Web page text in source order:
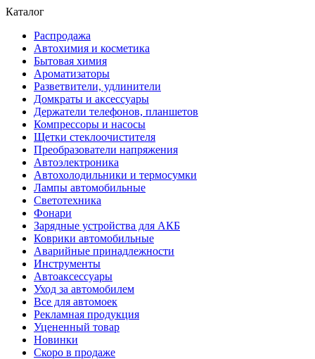
Каталог
Распродажа
Автохимия и косметика
Бытовая химия
Ароматизаторы
Разветвители, удлинители
Домкраты и аксессуары
Держатели телефонов, планшетов
Компрессоры и насосы
Щетки стеклоочистителя
Преобразователи напряжения
Автоэлектроника
Автохолодильники и термосумки
Лампы автомобильные
Светотехника
Фонари
Зарядные устройства для АКБ
Коврики автомобильные
Аварийные принадлежности
Инструменты
Автоаксессуары
Уход за автомобилем
Все для автомоек
Рекламная продукция
Уцененный товар
Новинки
Скоро в продаже